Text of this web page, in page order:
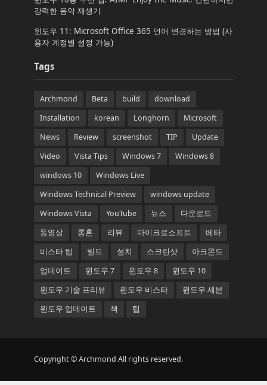
강력한 음악 재생기
윈도우 11: Microsoft Office 365 언어 변경하는 방법 (사
용자 계정별 설정 가능)
Tags
Archmond Beta build
download
Installation
korean Longhorn
Microsoft
News
Review screenshot TIP
Update
Video
Vista Tips Windows 7
Windows 8
windows 10
Windows Live
Windows Technical Preview
windows update
Windows Vista
YouTube 뉴스
다운로드
동영상
롱혼 리뷰 마이크로소프트
베타
비스타 팁
빌드 설치 스크린샷
아크몬드
업데이트
윈도우 7 윈도우 8
윈도우 10
윈도우 기술 프리뷰
윈도우 비스타
윈도우 세븐
윈도우 업데이트
책 팁
Copyright © Archmond All rights reserved.